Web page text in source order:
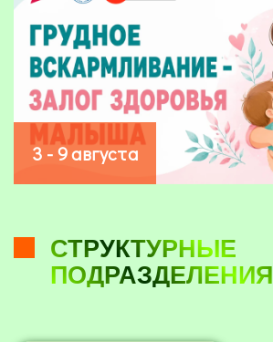
3 - 9 августа
СТРУКТУРНЫЕ
ПОДРАЗДЕЛЕНИЯ